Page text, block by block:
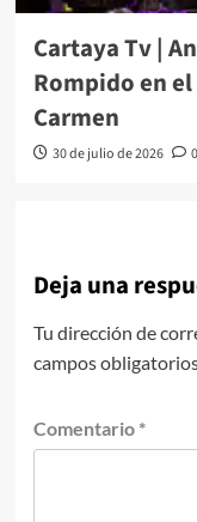
Cartaya Tv |
Rompido en
Carmen
30 de julio de 2026 0
Deja una
Tu dirección de
campos
Comentario *